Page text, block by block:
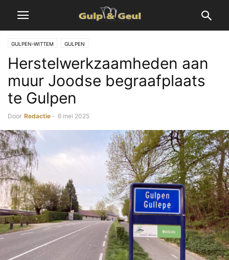
GULPEN-WITTEM GULPEN
Herstelwerkzaamheden aan
muur Joodse begraafplaats
te Gulpen
Door Redactie - 6 mei 2025